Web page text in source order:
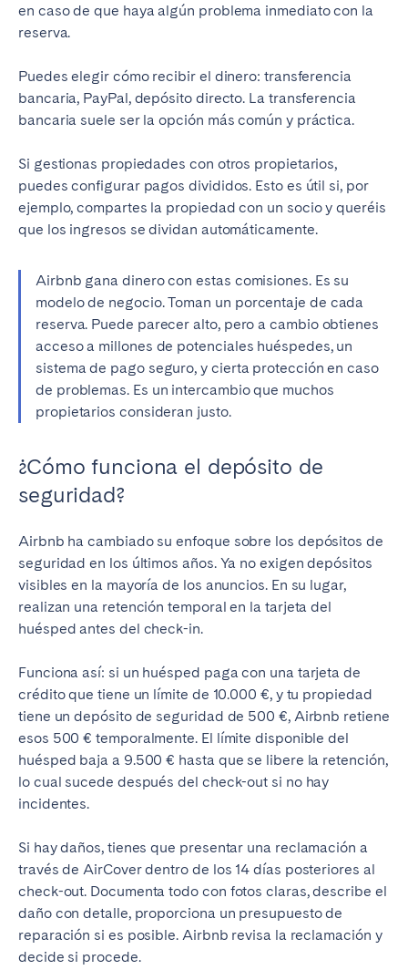
en caso de que haya algún problema inmediato con la
reserva.
Puedes elegir cómo recibir el dinero: transferencia
bancaria, PayPal, depósito directo. La transferencia
bancaria suele ser la opción más común y práctica.
Si gestionas propiedades con otros propietarios,
puedes configurar pagos divididos. Esto es útil si, por
ejemplo, compartes la propiedad con un socio y queréis
que los ingresos se dividan automáticamente.
Airbnb gana dinero con estas comisiones. Es su
modelo de negocio. Toman un porcentaje de cada
reserva. Puede parecer alto, pero a cambio obtienes
acceso a millones de potenciales huéspedes, un
sistema de pago seguro, y cierta protección en caso
de problemas. Es un intercambio que muchos
propietarios consideran justo.
¿Cómo funciona el depósito de
seguridad?
Airbnb ha cambiado su enfoque sobre los depósitos de
seguridad en los últimos años. Ya no exigen depósitos
visibles en la mayoría de los anuncios. En su lugar,
realizan una retención temporal en la tarjeta del
huésped antes del check-in.
Funciona así: si un huésped paga con una tarjeta de
crédito que tiene un límite de 10.000 €, y tu propiedad
tiene un depósito de seguridad de 500 €, Airbnb retiene
esos 500 € temporalmente. El límite disponible del
huésped baja a 9.500 € hasta que se libere la retención,
lo cual sucede después del check-out si no hay
incidentes.
Si hay daños, tienes que presentar una reclamación a
través de AirCover dentro de los 14 días posteriores al
check-out. Documenta todo con fotos claras, describe el
daño con detalle, proporciona un presupuesto de
reparación si es posible. Airbnb revisa la reclamación y
decide si procede.